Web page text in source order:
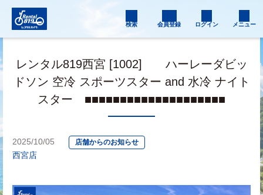
検索 会員登録 ログイン メニュー
レンタル819西宮 [1002] ハーレーダビッ
ドソン 空冷 スポーツスター and 水冷 ナイト
スター ■■■■■■■■■■■■■■■■■■■■
2025/10/05 店舗からのお知らせ
西宮店